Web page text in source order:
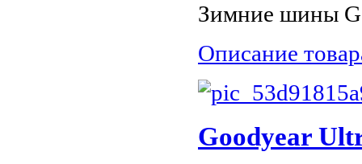
Зимние шины
Описание
Goodyear